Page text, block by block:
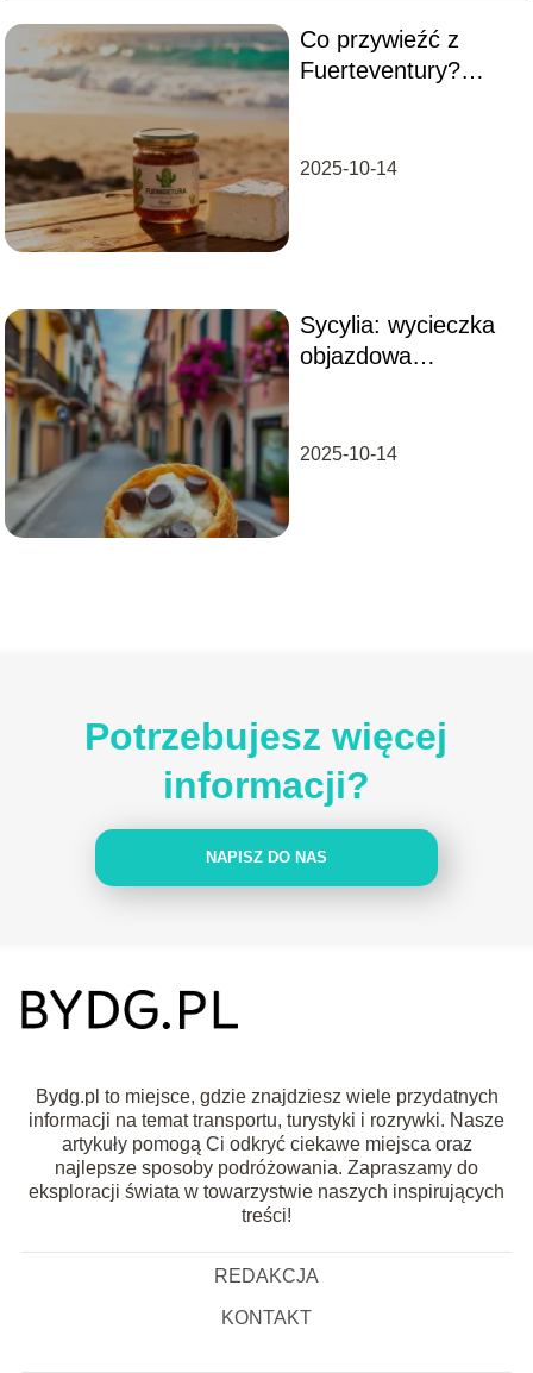
Co przywieźć z
Fuerteventury?
2025-10-14
Sycylia: wycieczka
objazdowa
2025-10-14
Potrzebujesz więcej
informacji?
NAPISZ DO NAS
Bydg.pl to miejsce, gdzie znajdziesz wiele przydatnych
informacji na temat transportu, turystyki i rozrywki. Nasze
artykuły pomogą Ci odkryć ciekawe miejsca oraz
najlepsze sposoby podróżowania. Zapraszamy do
eksploracji świata w towarzystwie naszych inspirujących
treści!
REDAKCJA
KONTAKT